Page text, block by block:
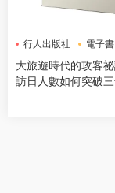
行人出版社 電子書
大旅遊時代的攻客
訪日人數如何突破